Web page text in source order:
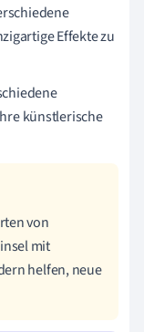
Effekte zu
künstlerische
von
mit
helfen, neue